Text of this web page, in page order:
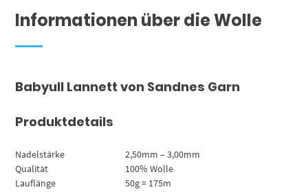
Informationen über die Wolle
Babyull Lannett von Sandnes Garn
Produktdetails
Nadelstärke
2,50mm – 3,00mm
Qualität
100% Wolle
Lauflänge
50g = 175m